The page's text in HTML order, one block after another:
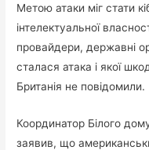
Метою атаки міг стати
інтелектуальної
провайдери, державні
сталася атака і якої
Британія не повідомили.
Координатор Білого
заявив, що